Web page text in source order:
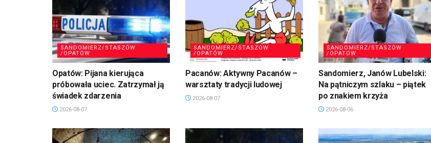
SANDOMIERZ/STASZÓW
/OPATÓW
Opatów: Pijana kierująca
próbowała uciec. Zatrzymał ją
świadek zdarzenia
2026-08-07
SANDOMIERZ/STASZÓW
/OPATÓW
Pacanów: Aktywny Pacanów –
warsztaty tradycji ludowej
2026-08-07
SANDOMIERZ/STASZÓW
/OPATÓW
Sandomierz, Janów Lubelski:
Na pątniczym szlaku – piątek
po znakiem krzyża
2026-08-06